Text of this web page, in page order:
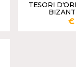
TESORI
€